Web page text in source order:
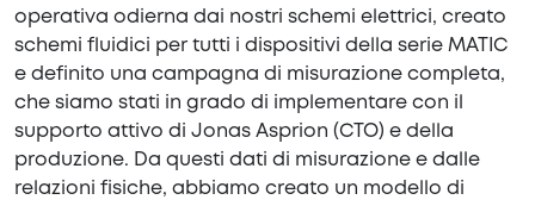
operativa odierna dai nostri schemi elettrici, creato
schemi fluidici per tutti i dispositivi della serie MATIC
e definito una campagna di misurazione completa,
che siamo stati in grado di implementare con il
supporto attivo di Jonas Asprion (CTO) e della
produzione. Da questi dati di misurazione e dalle
relazioni fisiche, abbiamo creato un modello di